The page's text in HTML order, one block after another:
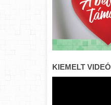
KIEMELT VIDEÓ